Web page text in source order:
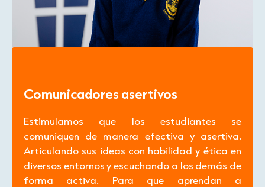
Comunicadores asertivos
Estimulamos que los estudiantes se
comuniquen de manera efectiva y asertiva.
Articulando sus ideas con habilidad y ética en
diversos entornos y escuchando a los demás de
forma activa. Para que aprendan a